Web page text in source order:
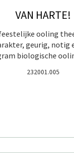
VAN HARTE!
feestelijke ooling
geurig, notig
biologische
232001.005